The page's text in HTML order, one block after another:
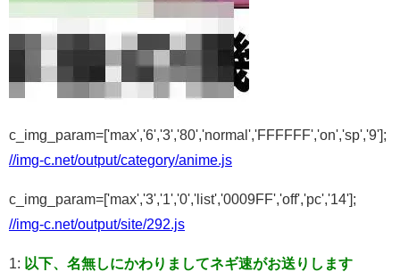
c_img_param=['max','6','3','80','normal','FFFFFF','on','sp','9'];
//img-c.net/output/category/anime.js
c_img_param=['max','3','1','0','list','0009FF','off','pc','14'];
//img-c.net/output/site/292.js
1: 以下、名無しにかわりましてネギ速がお送りします